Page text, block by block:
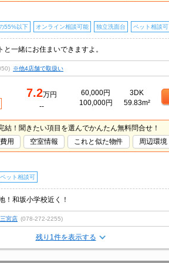
55%以下 オンライン相談可能 独立洗面台 ペット相談可
一緒にお住まいできますよ。
※他4店舗で取扱い
7.2万円
--
60,000円
100,000円
3DK
59.83m²
結！聞きたい項目を選んでかんたん無料問合せ！
用
空室情報 これと似た物件 周辺環境
ペット相談可
！和坂小学校近く！
宮店 (078-272-2255)
残り1件を表示する